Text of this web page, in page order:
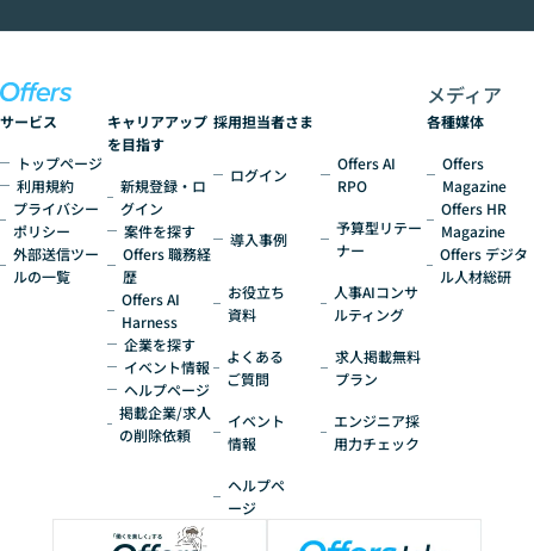
いう方にこそ参加いただきたいイベントで
サービス
トップページ
利用規約
プライバシー
ポリシー
外部送信ツー
ルの一覧
キャリアアップ
を目指す
新規登録・ロ
グイン
案件を探す
Offers 職務経
歴
Offers AI
Harness
企業を探す
イベント情報
ヘルプページ
掲載企業/求人
の削除依頼
採用担当者さま
ログイン
導入事例
お役立ち
資料
よくある
ご質問
イベント
情報
ヘルプペ
ージ
Offers AI
RPO
予算型リテー
ナー
人事AIコンサ
ルティング
求人掲載無料
プラン
エンジニア採
用力チェック
メディア
各種媒体
Offers
Magazine
Offers HR
Magazine
Offers デジタ
ル人材総研